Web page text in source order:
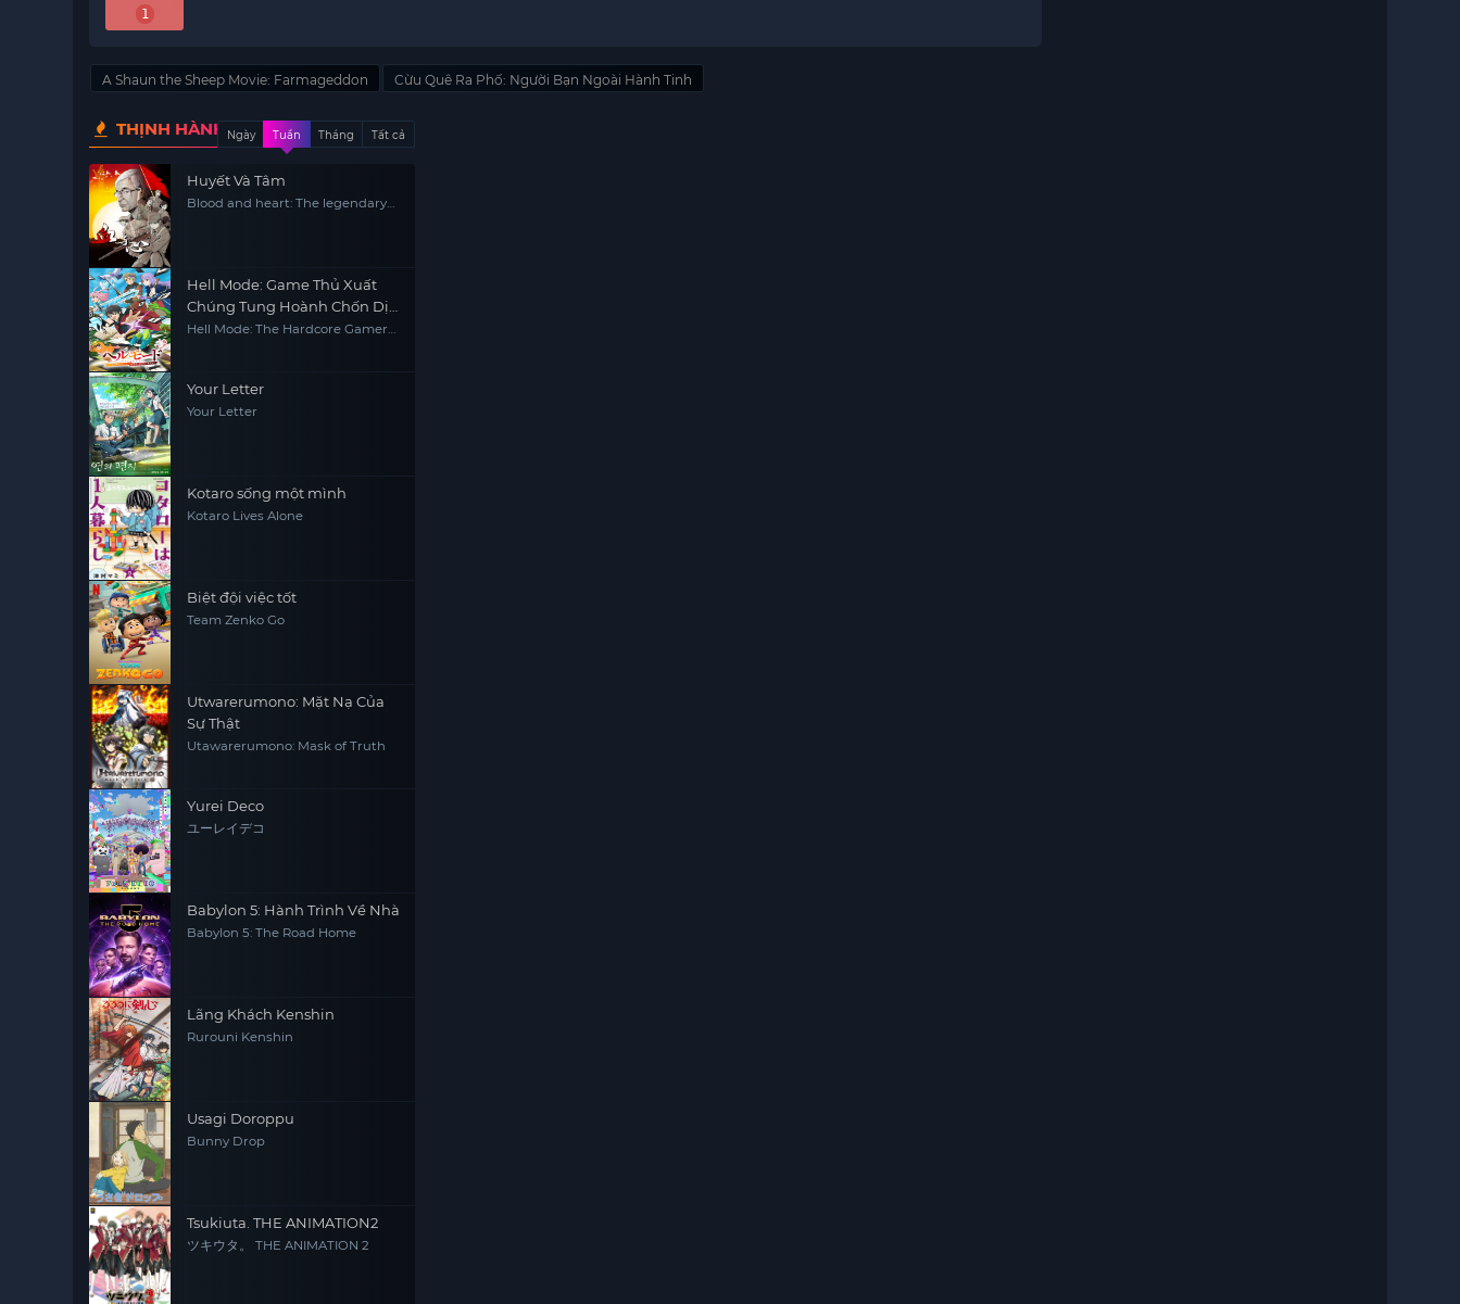
1
A Shaun the Sheep Movie: Farmageddon Cừu Quê Ra Phố: Người Bạn Ngoài Hành Tinh
THỊNH HÀNH Ngày Tuần Tháng Tất cả
Huyết Và Tâm
Blood and heart: The legendary
Hell Mode: Game Thủ Xuất
Chúng Tung Hoành Chốn Dị
Giới Hỗn Nguyên (Phần 2)
Hell Mode: The Hardcore Gamer
Your Letter
Your Letter
Kotaro sống một mình
Kotaro Lives Alone
Biệt đội việc tốt
Team Zenko Go
Utwarerumono: Mặt Nạ Của
Sự Thật
Utawarerumono: Mask of Truth
Yurei Deco
ユーレイデコ
Babylon 5: Hành Trình Về Nhà
Babylon 5: The Road Home
Lãng Khách Kenshin
Rurouni Kenshin
Usagi Doroppu
Bunny Drop
Tsukiuta. THE ANIMATION2
ツキウタ。 THE ANIMATION 2